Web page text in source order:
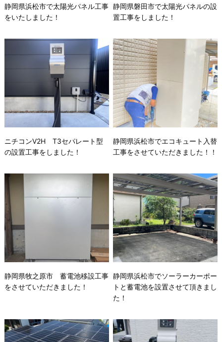
静岡県浜松市で太陽光パネル工事
をいたしました！
静岡県磐田市で太陽光パネルの設
置工事をしました！
ニチコンV2H T3セパレート型
の設置工事をしました！
静岡県浜松市でエコキュート入替
工事をさせていただきました！！
静岡県牧之原市 蓄電池移設工事
をさせていただきました！
静岡県浜松市でソーラーカーポー
トと蓄電池を設置させて頂きまし
た！